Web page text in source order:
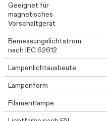
Geeignet für
magnetisches
Vorschaltgerät
Bemessungslichtstrom
nach IEC 62612
Lampenlichtausbeute
Lampenform
Filamentlampe